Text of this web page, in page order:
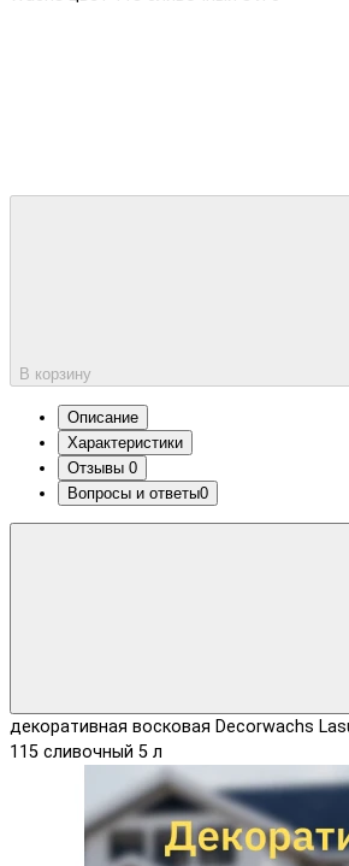
В корзину
Описание
Характеристики
Отзывы 0
Вопросы и ответы0
декоративная восковая Decorwachs
115 сливочный 5 л